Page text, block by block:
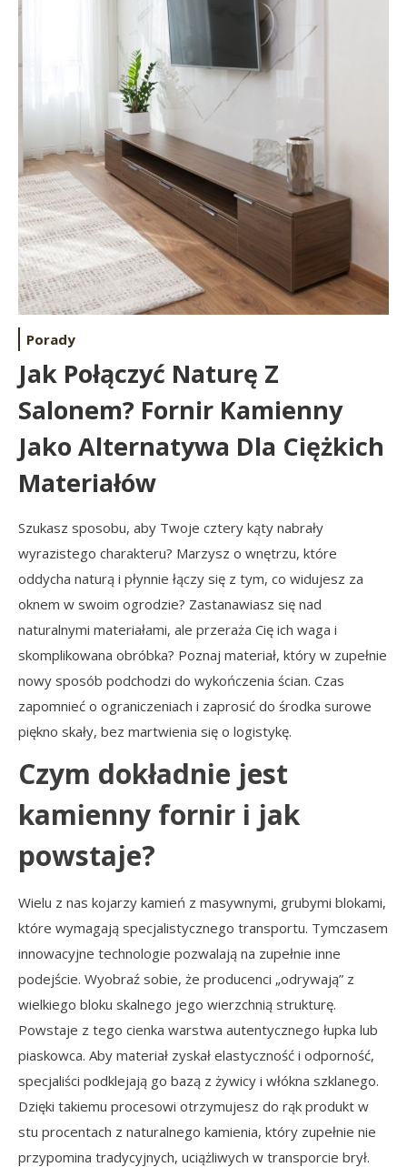
Porady
Jak Połączyć Naturę Z
Salonem? Fornir Kamienny
Jako Alternatywa Dla Ciężkich
Materiałów
Szukasz sposobu, aby Twoje cztery kąty nabrały
wyrazistego charakteru? Marzysz o wnętrzu, które
oddycha naturą i płynnie łączy się z tym, co widujesz za
oknem w swoim ogrodzie? Zastanawiasz się nad
naturalnymi materiałami, ale przeraża Cię ich waga i
skomplikowana obróbka? Poznaj materiał, który w zupełnie
nowy sposób podchodzi do wykończenia ścian. Czas
zapomnieć o ograniczeniach i zaprosić do środka surowe
piękno skały, bez martwienia się o logistykę.
Czym dokładnie jest
kamienny fornir i jak
powstaje?
Wielu z nas kojarzy kamień z masywnymi, grubymi blokami,
które wymagają specjalistycznego transportu. Tymczasem
innowacyjne technologie pozwalają na zupełnie inne
podejście. Wyobraź sobie, że producenci „odrywają” z
wielkiego bloku skalnego jego wierzchnią strukturę.
Powstaje z tego cienka warstwa autentycznego łupka lub
piaskowca. Aby materiał zyskał elastyczność i odporność,
specjaliści podklejają go bazą z żywicy i włókna szklanego.
Dzięki takiemu procesowi otrzymujesz do rąk produkt w
stu procentach z naturalnego kamienia, który zupełnie nie
przypomina tradycyjnych, uciążliwych w transporcie brył.